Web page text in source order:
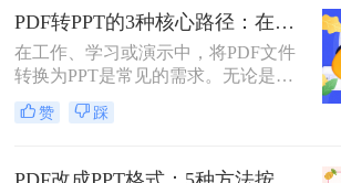
费。那么pdf如何免费转换ppt呢？以
下将介绍四种免费将PDF转换为PPT
的方法，帮助用户轻松实现格式转
换。
PDF转PPT的3种核心路径：在线、软件和PPT自带的适用范围！
在工作、学习或演示中，将PDF文件
转换为PPT是常见的需求。无论是整
合报告、课件，还是优化文档展示，
都需要一种高效且保留原格式的方
是几种常用方法的详细解析，帮助你
赞 踩